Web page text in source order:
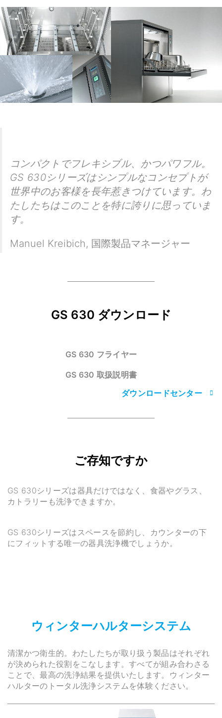
コンパクトでフレキシブル、かつパワフル。
GS 630シリーズはシンプルなコンセプトが
世界中のお客様を長年惹きつけています。わ
たしたちはこのことを特に誇りに思っていま
す。
Manuel Kreibich, 国際製品マネージャー
GS 630 ダウンロード
GS 630 フライヤー
GS 630 取扱説明書
ダウンロードセンター
ご存知ですか
GS 630シリーズは器具だけではなく、食器やグラス、
カトラリーも洗浄できますか。
GS 630シリーズはスペースを節約し、カウンターの下
にフィットする唯一の器具洗浄機でしょうか。
ウィンターハルターシステム
清潔かつ衛生的。わたしたちが取り扱う製品はそれぞれ
が決められた役割をこなします。すべてが組み合わさる
ことで、最高の洗浄結果を提供いたします。ウィンター
ハルターのトータル洗浄システムを体験ください。